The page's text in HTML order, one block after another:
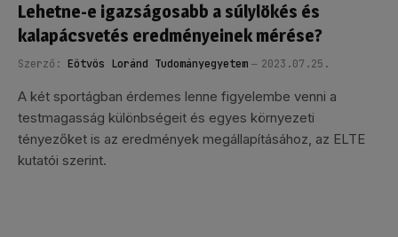
Lehetne-e igazságosabb a súlylökés és
kalapácsvetés eredményeinek mérése?
Szerző: Eötvös Loránd Tudományegyetem 2023.07.25.
A két sportágban érdemes lenne figyelembe venni a
testmagasság különbségeit és egyes környezeti
tényezőket is az eredmények megállapításához, az ELTE
kutatói szerint.